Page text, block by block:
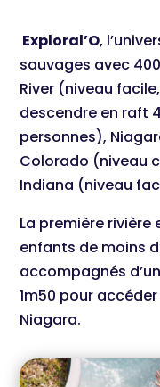
Exploral’O,
sauvages avec
River (niveau
descendre en raft
personnes),
Colorado (niveau
Indiana (niveau
La première
enfants de moins
accompagnés
1m50 pour
Niagara.